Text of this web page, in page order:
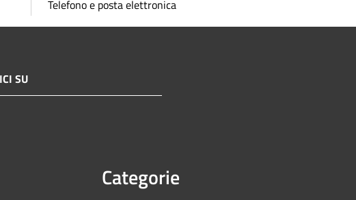
Telefono e posta elettronica
SU
Categorie